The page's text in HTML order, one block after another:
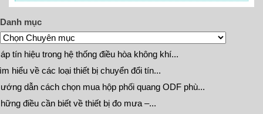
Danh mục
tín hiệu trong hệ thống điều hòa không khí...
hiểu về các loại thiết bị chuyển đổi tín...
dẫn cách chọn mua hộp phối quang ODF phù...
điều cần biết về thiết bị đo mưa –...